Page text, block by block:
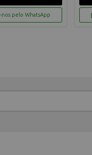
nos pelo WhatsApp